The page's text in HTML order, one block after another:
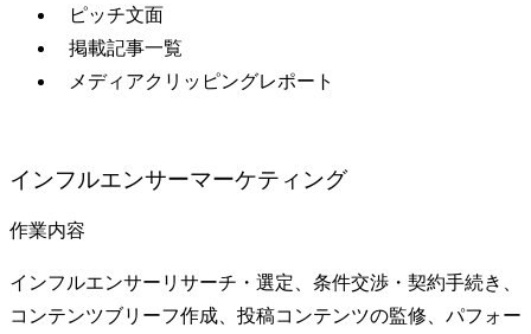
ピッチ文面
掲載記事一覧
メディアクリッピングレポート
インフルエンサーマーケティング
作業内容
インフルエンサーリサーチ・選定、条件交渉・契約手続き、
コンテンツブリーフ作成、投稿コンテンツの監修、パフォー